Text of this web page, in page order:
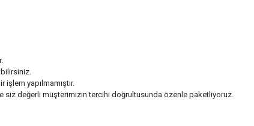
yapılmamıştır.
siz değerli müşterimizin tercihi doğrultusunda özenle paketliyoruz.